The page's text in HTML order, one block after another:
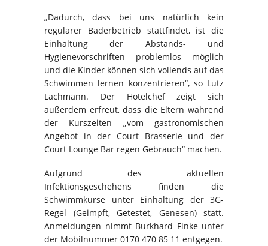
„Dadurch, dass bei uns natürlich kein
regulärer Bäderbetrieb stattfindet, ist die
Einhaltung der Abstands- und
Hygienevorschriften problemlos möglich
und die Kinder können sich vollends auf das
Schwimmen lernen konzentrieren“, so Lutz
Lachmann. Der Hotelchef zeigt sich
außerdem erfreut, dass die Eltern während
der Kurszeiten „vom gastronomischen
Angebot in der Court Brasserie und der
Court Lounge Bar regen Gebrauch“ machen.
Aufgrund des aktuellen
Infektionsgeschehens finden die
Schwimmkurse unter Einhaltung der 3G-
Regel (Geimpft, Getestet, Genesen) statt.
Anmeldungen nimmt Burkhard Finke unter
der Mobilnummer 0170 470 85 11 entgegen.